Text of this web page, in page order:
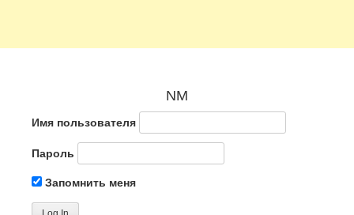
NM
Имя пользователя
Пароль
Запомнить меня